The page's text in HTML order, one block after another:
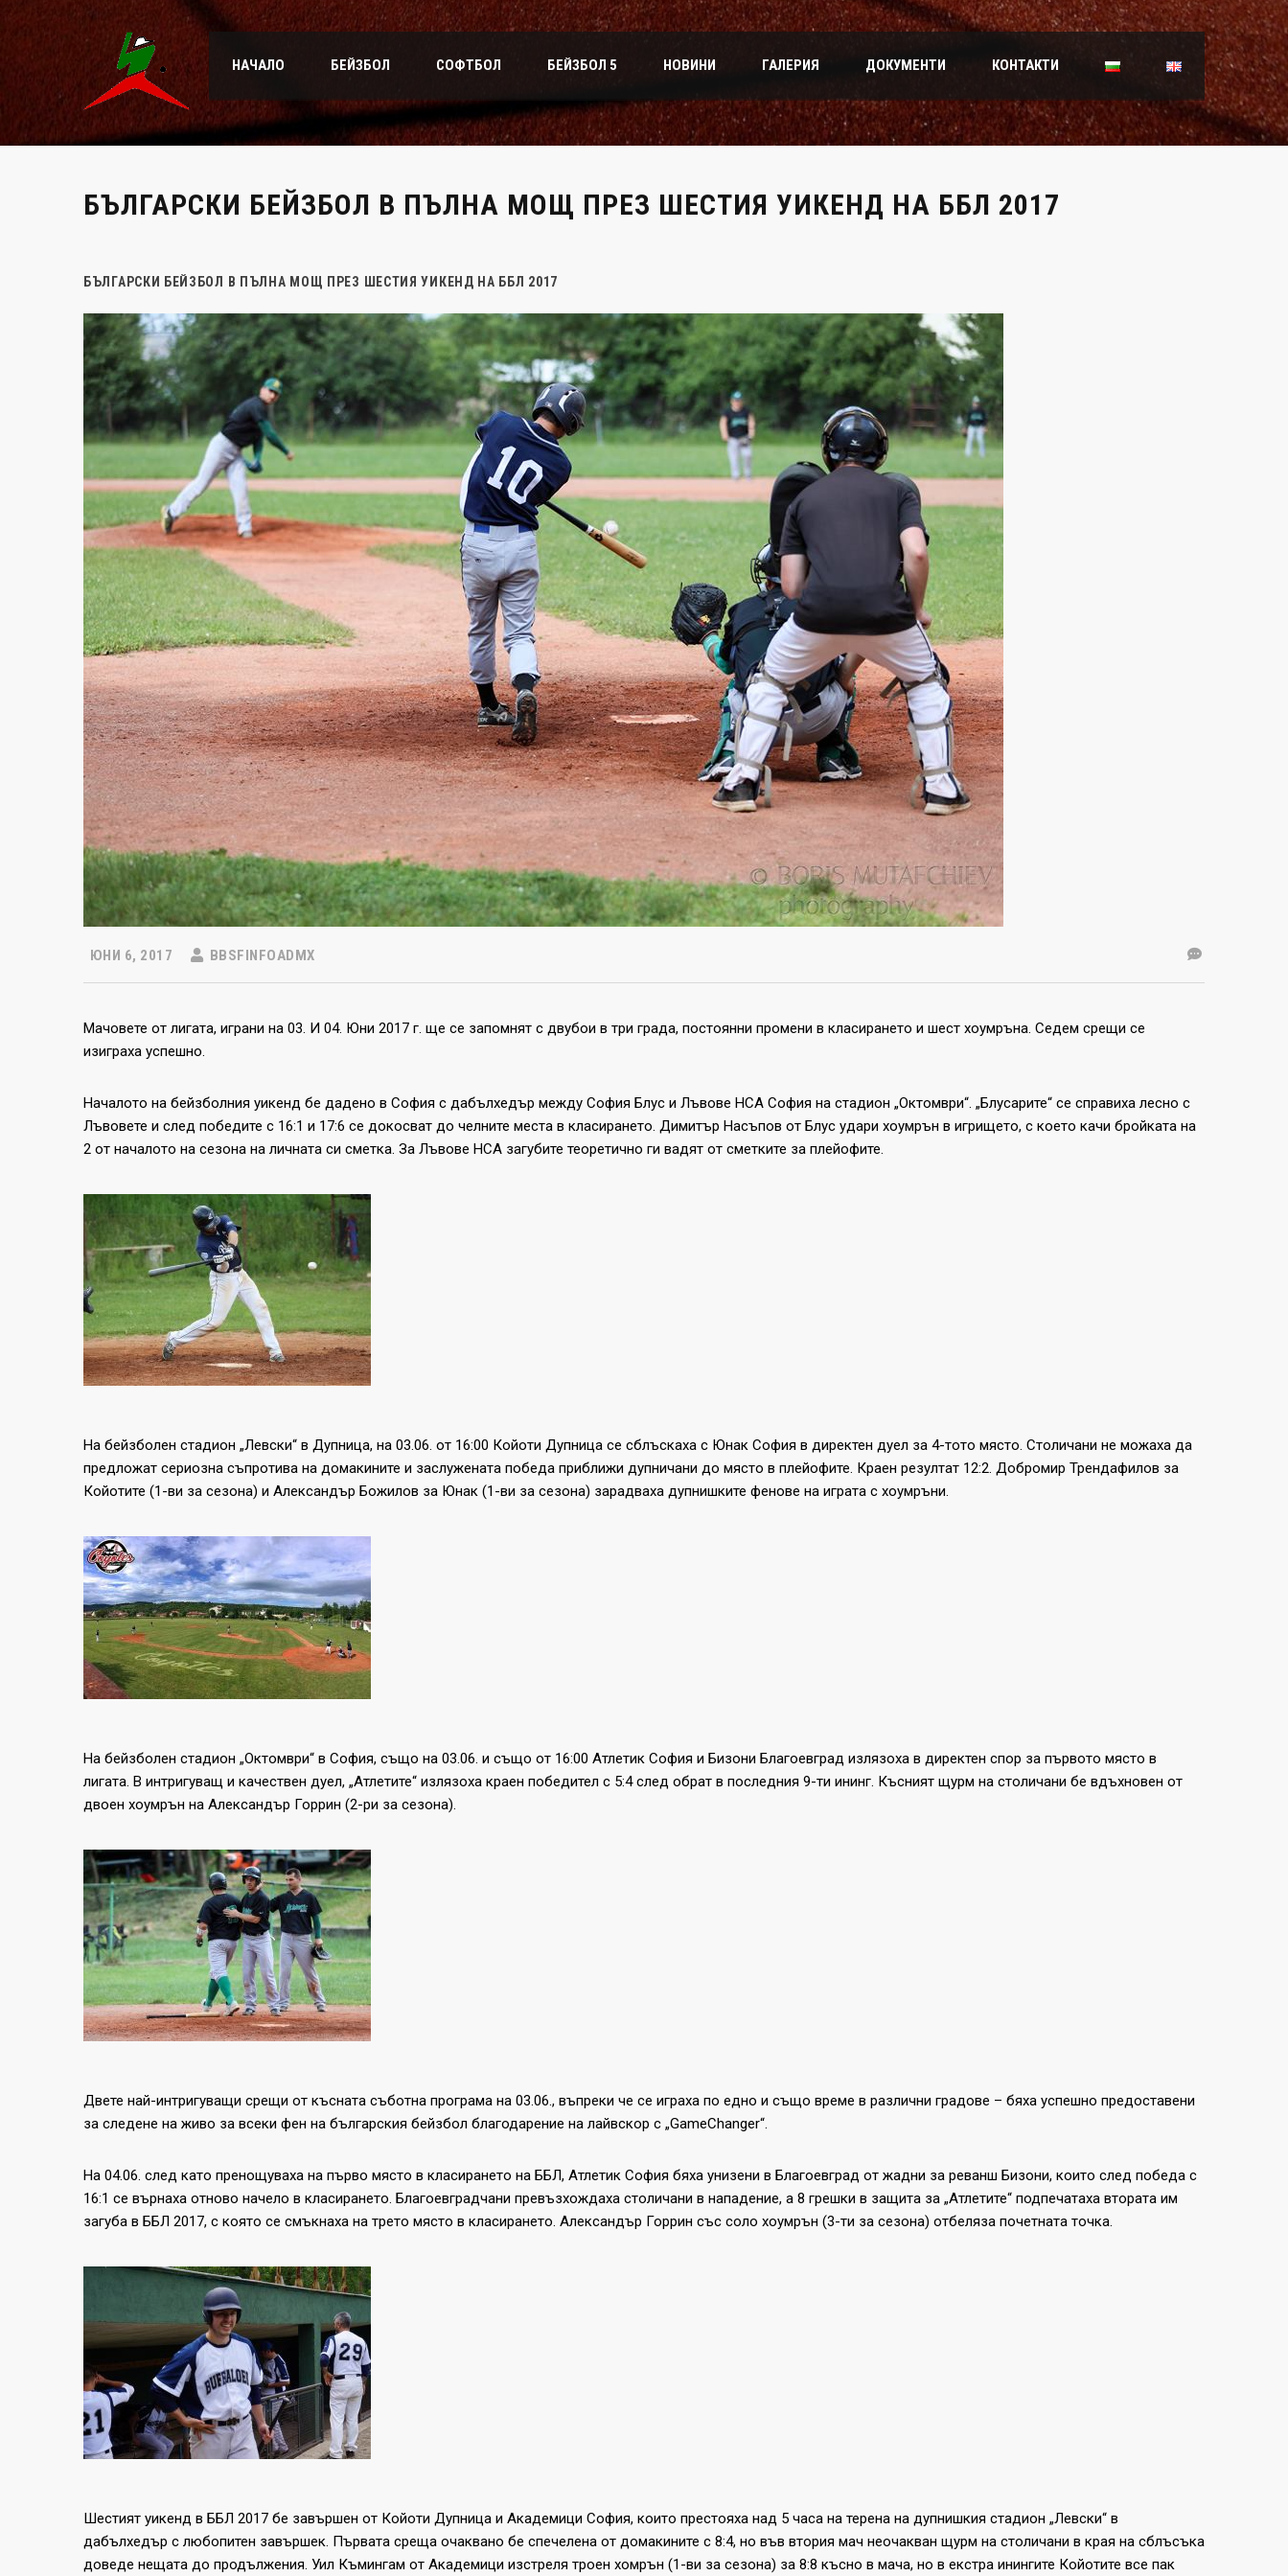
НАЧАЛО БЕЙЗБОЛ СОФТБОЛ БЕЙЗБОЛ 5 НОВИНИ ГАЛЕРИЯ ДОКУМЕНТИ КОНТАКТИ
БЪЛГАРСКИ БЕЙЗБОЛ В ПЪЛНА МОЩ ПРЕЗ ШЕСТИЯ УИКЕНД НА ББЛ 2017
БЪЛГАРСКИ БЕЙЗБОЛ В ПЪЛНА МОЩ ПРЕЗ ШЕСТИЯ УИКЕНД НА ББЛ 2017
ЮНИ 6, 2017 BBSFINFOADMX
Мачовете от лигата, играни на 03. И 04. Юни 2017 г. ще се запомнят с двубои в три града, постоянни промени в класирането и шест хоумръна. Седем срещи се
изиграха успешно.
Началото на бейзболния уикенд бе дадено в София с дабълхедър между София Блус и Лъвове НСА София на стадион „Октомври“. „Блусарите“ се справиха лесно с
Лъвовете и след победите с 16:1 и 17:6 се докосват до челните места в класирането. Димитър Насъпов от Блус удари хоумрън в игрището, с което качи бройката на
2 от началото на сезона на личната си сметка. За Лъвове НСА загубите теоретично ги вадят от сметките за плейофите.
На бейзболен стадион „Левски“ в Дупница, на 03.06. от 16:00 Койоти Дупница се сблъскаха с Юнак София в директен дуел за 4-тото място. Столичани не можаха да
предложат сериозна съпротива на домакините и заслужената победа приближи дупничани до място в плейофите. Краен резултат 12:2. Добромир Трендафилов за
Койотите (1-ви за сезона) и Александър Божилов за Юнак (1-ви за сезона) зарадваха дупнишките фенове на играта с хоумръни.
На бейзболен стадион „Октомври“ в София, също на 03.06. и също от 16:00 Атлетик София и Бизони Благоевград излязоха в директен спор за първото място в
лигата. В интригуващ и качествен дуел, „Атлетите“ излязоха краен победител с 5:4 след обрат в последния 9-ти ининг. Късният щурм на столичани бе вдъхновен от
двоен хоумрън на Александър Горрин (2-ри за сезона).
Двете най-интригуващи срещи от късната съботна програма на 03.06., въпреки че се играха по едно и също време в различни градове – бяха успешно предоставени
за следене на живо за всеки фен на българския бейзбол благодарение на лайвскор с „GameChanger“.
На 04.06. след като пренощуваха на първо място в класирането на ББЛ, Атлетик София бяха унизени в Благоевград от жадни за реванш Бизони, които след победа с
16:1 се върнаха отново начело в класирането. Благоевградчани превъзхождаха столичани в нападение, а 8 грешки в защита за „Атлетите“ подпечатаха втората им
загуба в ББЛ 2017, с която се смъкнаха на трето място в класирането. Александър Горрин със соло хоумрън (3-ти за сезона) отбеляза почетната точка.
Шестият уикенд в ББЛ 2017 бе завършен от Койоти Дупница и Академици София, които престояха над 5 часа на терена на дупнишкия стадион „Левски“ в
дабълхедър с любопитен завършек. Първата среща очаквано бе спечелена от домакините с 8:4, но във втория мач неочакван щурм на столичани в края на сблъсъка
доведе нещата до продължения. Уил Къмингам от Академици изстреля троен хомрън (1-ви за сезона) за 8:8 късно в мача, но в екстра инингите Койотите все пак